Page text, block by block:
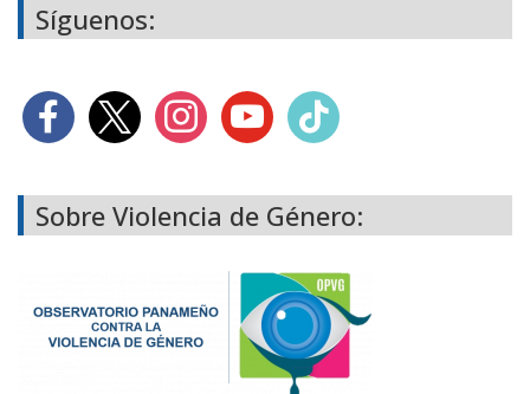
Síguenos:
Sobre Violencia de Género: